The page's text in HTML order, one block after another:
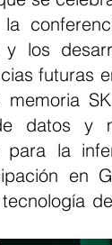
y los
futuras
datos y
para la
en